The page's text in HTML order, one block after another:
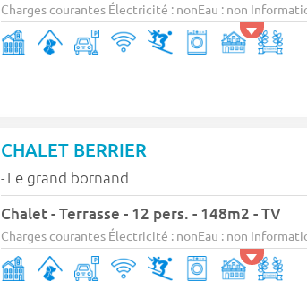
Charges courantes Électricité : nonEau : non
CHALET BERRIER
- Le grand bornand
Chalet - Terrasse - 12 pers. - 148m2 - TV
Charges courantes Électricité : nonEau : non